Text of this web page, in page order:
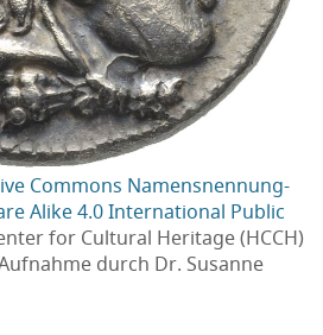
Commons Namensnennung-
Alike 4.0 International Public
for Cultural Heritage (HCCH)
durch Dr. Susanne